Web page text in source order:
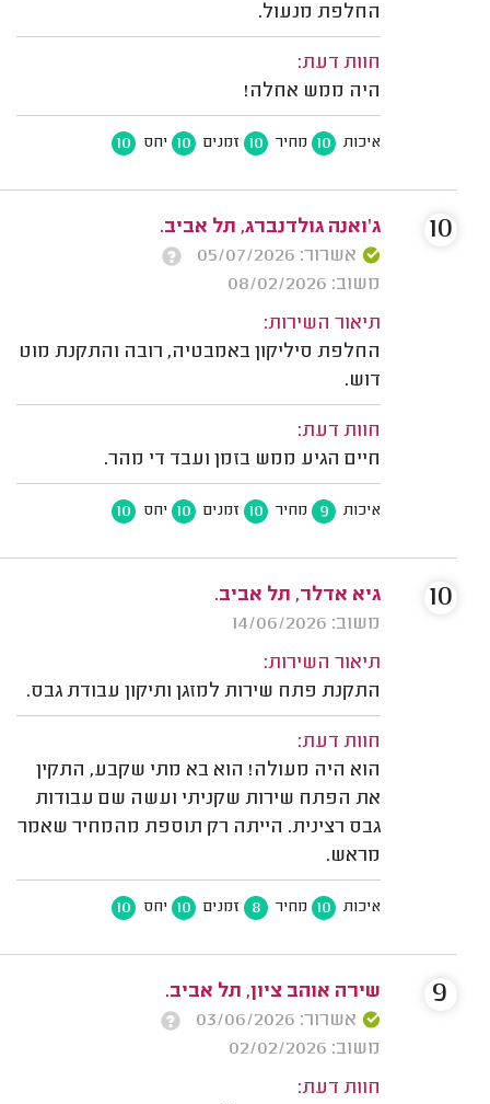
החלפת מנעול.
חוות דעת:
היה ממש אחלה!
איכות 10 מחיר 10 זמנים 10 יחס 10
ג'ואנה גולדנברג, תל אביב.
אשרור: 05/07/2026
משוב: 08/02/2026
תיאור השירות:
החלפת סיליקון באמבטיה, רובה והתקנת מוט
דוש.
חוות דעת:
חיים הגיע ממש בזמן ועבד די מהר.
איכות 9 מחיר 10 זמנים 10 יחס 10
10
גיא אדלר, תל אביב.
משוב: 14/06/2026
תיאור השירות:
התקנת פתח שירות למזגן ותיקון עבודת גבס.
חוות דעת:
הוא היה מעולה! הוא בא מתי שקבע, התקין
את הפתח שירות שקניתי ועשה שם עבודות
גבס רצינית. הייתה רק תוספת מהמחיר שאמר
מראש.
איכות 10 מחיר 8 זמנים 10 יחס 10
10
שירה אוהב ציון, תל אביב.
אשרור: 03/06/2026
משוב: 02/02/2026
חוות דעת:
9